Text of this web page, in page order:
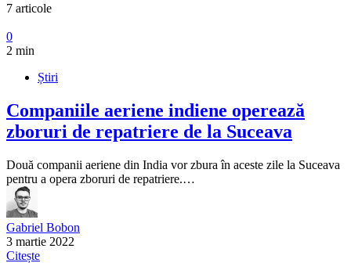
7 articole
0
2 min
Știri
Companiile aeriene indiene operează
zboruri de repatriere de la Suceava
Două companii aeriene din India vor zbura în aceste zile la Suceava
pentru a opera zboruri de repatriere.…
Gabriel Bobon
3 martie 2022
Citește